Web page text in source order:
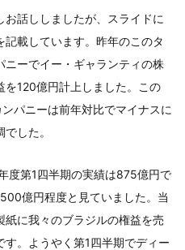
話ししましたが、スライドに
載しています。昨年のこのタ
ニーでイー・ギャランティの株
を120億円計上しました。この
パニーは前年対比でマイナスに
した。
度第1四半期の実績は875億円で
億円程度と見ていました。当
に我々のブラジルの権益を売
。ようやく第1四半期でディー